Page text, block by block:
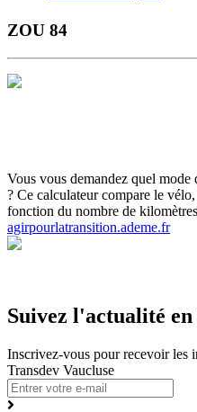
ZOU 84
Vous vous demandez quel
? Ce calculateur compare le
fonction du nombre de
agirpourlatransition.ademe.fr
Suivez l'actualité en
Inscrivez-vous pour recevoir les
Transdev Vaucluse